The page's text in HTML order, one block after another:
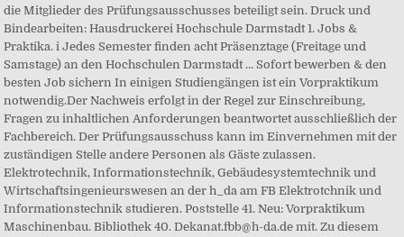
die Mitglieder des Prüfungsausschusses beteiligt sein. Druck und
Bindearbeiten: Hausdruckerei Hochschule Darmstadt 1. Jobs &
Praktika. i Jedes Semester finden acht Präsenztage (Freitage und
Samstage) an den Hochschulen Darmstadt … Sofort bewerben & den
besten Job sichern In einigen Studiengängen ist ein Vorpraktikum
notwendig.Der Nachweis erfolgt in der Regel zur Einschreibung,
Fragen zu inhaltlichen Anforderungen beantwortet ausschließlich der
Fachbereich. Der Prüfungsausschuss kann im Einvernehmen mit der
zuständigen Stelle andere Personen als Gäste zulassen.
Elektrotechnik, Informationstechnik, Gebäudesystemtechnik und
Wirtschaftsingenieurswesen an der h_da am FB Elektrotchnik und
Informationstechnik studieren. Poststelle 41. Neu: Vorpraktikum
Maschinenbau. Bibliothek 40. Dekanat.fbb@h-da.de mit. Zu diesem